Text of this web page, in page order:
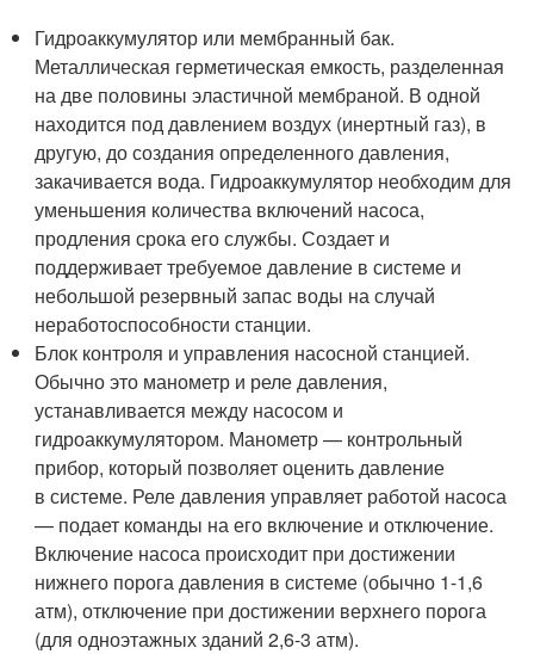
Гидроаккумулятор или мембранный бак.
Металлическая герметическая емкость, разделенная
на две половины эластичной мембраной. В одной
находится под давлением воздух (инертный газ), в
другую, до создания определенного давления,
закачивается вода. Гидроаккумулятор необходим для
уменьшения количества включений насоса,
продления срока его службы. Создает и
поддерживает требуемое давление в системе и
небольшой резервный запас воды на случай
неработоспособности станции.
Блок контроля и управления насосной станцией.
Обычно это манометр и реле давления,
устанавливается между насосом и
гидроаккумулятором. Манометр — контрольный
прибор, который позволяет оценить давление
в системе. Реле давления управляет работой насоса
— подает команды на его включение и отключение.
Включение насоса происходит при достижении
нижнего порога давления в системе (обычно 1-1,6
атм), отключение при достижении верхнего порога
(для одноэтажных зданий 2,6-3 атм).